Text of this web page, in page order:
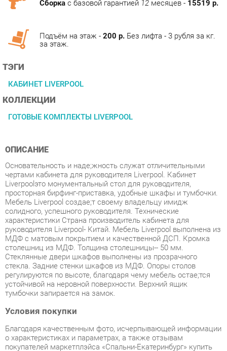
ТЭГИ
ОПИСАНИЕ
чертами кабинета для руководителя Liverpool. Кабинет
Liverpoolэто монументальный стол для руководителя,
просторная бирфинг-приставка, удобные шкафы и тумбочки.
Мебель Liverpool создаe;т своему владельцу имидж
солидного, успешного руководителя. Технические
характеристики Страна производитель кабинета для
руководителя Liverpool- Китай. Мебель Liverpool выполнена из
МДФ с матовым покрытием и качественной ДСП. Кромка
столешниц из МДФ. Толщина столешницы-- 50 мм.
Стеклянные двери шкафов выполнены из прозрачного
стекла. Задние стенки шкафов из МДФ. Опоры столов
регулируются по высоте, благодаря чему мебель остаe;тся
устойчивой на неровной поверхности. Верхний ящик
тумбочки запирается на замок.
Условия покупки
Благодаря качественным фото, исчерпывающей информации
покупателей маркетплэйса «Спальни-Екатеринбург» купить
категории Готовые комплекты производства Pointex с
доставкой из Екатеринбурга по цене со скидкой и гарантией
от производителя не составит труда.